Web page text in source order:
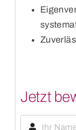
Jetzt